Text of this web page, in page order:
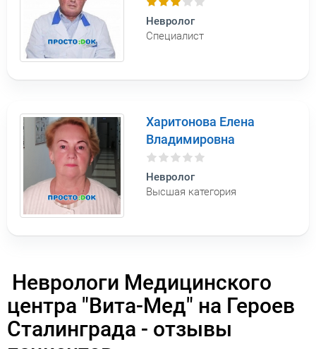
Невролог
Специалист
Харитонова Елена
Владимировна
Невролог
Высшая категория
Неврологи Медицинского
центра "Вита-Мед" на Героев
Сталинграда - отзывы